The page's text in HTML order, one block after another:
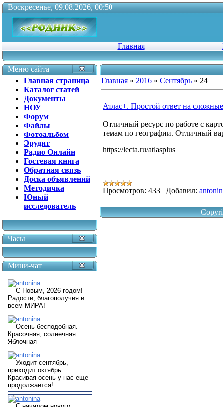
Воскресенье, 09.08.2026, 00:50
Главная
Меню сайта
Главная страница
Каталог статей
Документы
НОУ
Форум
Файлы
Фотоальбом
Эрудит
Радио Онлайн
Гостевая книга
Обратная связь
Доска объявлений
Методичка
Юный
исследователь
Часы
Мини-чат
Главная » 2016 » Сентябрь » 24
Атлас+. Простой ответ на
Отличный ресурс по работе с
темам по географии. Отличный
https://lecta.ru/atlasplus
Просмотров: 433 | Добавил: